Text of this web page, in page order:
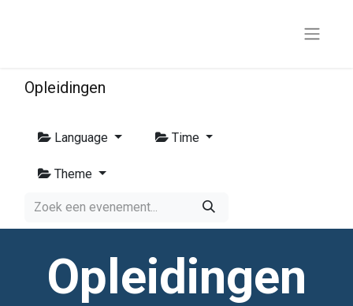
Opleidingen
Language Time
Theme
Opleidingen